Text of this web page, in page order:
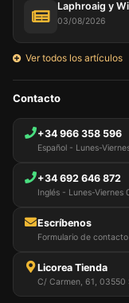
Laphroaig y
03/08/2026
Ver todos los artículos
Contacto
+34 966 358 596
Español - Lunes-
+34 692 646 872
Inglés - Lunes-
Escríbenos
Formulario de contacto
Licorea Tienda
C/ Carmen, 61, 03550